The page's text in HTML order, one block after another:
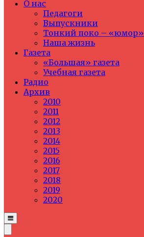
О нас
Педагоги
Выпускники
Тонкий поко – «юмор»
Наша жизнь
Газета
«Большая» газета
Учебная газета
Радио
Архив
2010
2011
2012
2013
2014
2015
2016
2017
2018
2019
2020